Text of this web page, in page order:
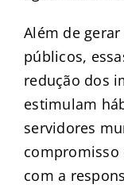
Além de
públicos,
redução dos
estimulam
servidores
compromisso
com a